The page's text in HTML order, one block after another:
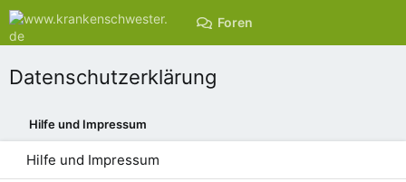
Foren
Datenschutzerklärung
Hilfe und Impressum
Hilfe und Impressum